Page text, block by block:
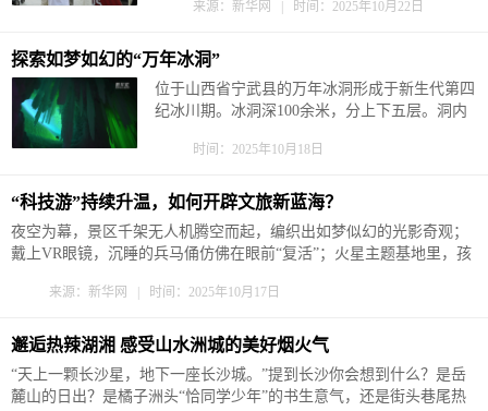
育赛事，掀起观赛热潮。石景山区推出票根主题
各种优惠活动。 北京各类体育赛事活动精彩纷
呈，不仅展现了体育产业的蓬勃活力与广...
来源：新华网 | 时间：2025年10月22日
探索如梦如幻的“万年冰洞”
位于山西省宁武县的万年冰洞形成于新生代第四
纪冰川期。冰洞深100余米，分上下五层。洞内
瀑、冰葡萄、冰钟乳分布于各层空间，晶莹剔
宛若地下“水晶宫”。近年来，山西大学环境与资
源学院开设国家级虚拟仿真实验教学课程
&ldqu...
时间：2025年10月18日
“科技游”持续升温，如何开辟文旅新蓝海？
夜空为幕，景区千架无人机腾空而起，编织出如梦似幻的光影奇观；
戴上VR眼镜，沉睡的兵马俑仿佛在眼前“复活”；火星主题基地里，孩
影，而是在全国多地真实上演的“科技游”场景。人工智能、虚拟现
来源：新华网 | 时间：2025年10月17日
邂逅热辣湖湘 感受山水洲城的美好烟火气
“天上一颗长沙星，地下一座长沙城。”提到长沙你会想到什么？是岳
麓山的日出？是橘子洲头“恰同学少年”的书生意气，还是街头巷尾热